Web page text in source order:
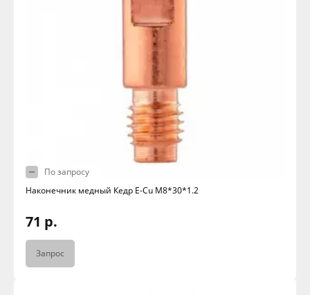
По запросу
Наконечник медный Кедр E-Cu M8*30*1.2
71 р.
Запрос